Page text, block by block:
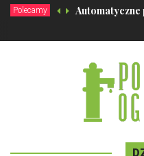
Polecamy Automatyczne